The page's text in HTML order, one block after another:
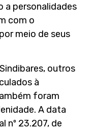
a personalidades
com o
meio de seus
outros
à
foram
A data
nº 23.207, de